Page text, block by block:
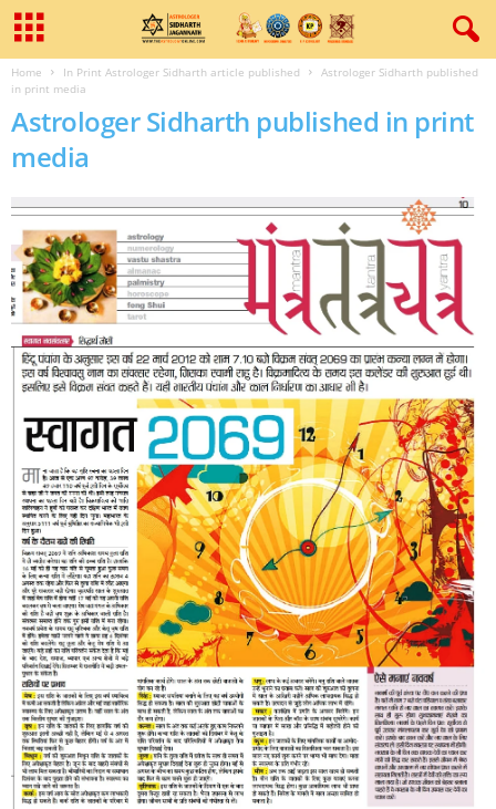
Home In Print Astrologer Sidharth article published
Astrologer Sidharth published
in print media
Astrologer Sidharth published in print
media